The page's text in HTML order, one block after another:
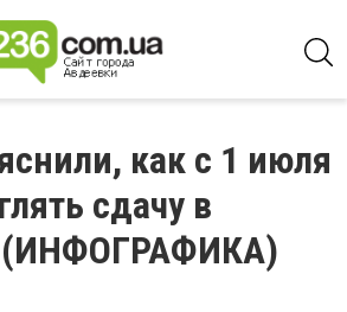
как с 1 июля
сдачу в
(ИНФОГРАФИКА)